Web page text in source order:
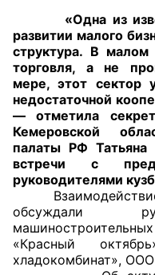
+7
Главная
Общественные
«Одна из
развитии малого
структура. В малом
торговля, а не
мере, этот сектор
недостаточной
— отметила
Кемеровской
палаты РФ
встречи с
руководителями
Взаимодействие
обсуждали
«Красный
хладокомбинат»,